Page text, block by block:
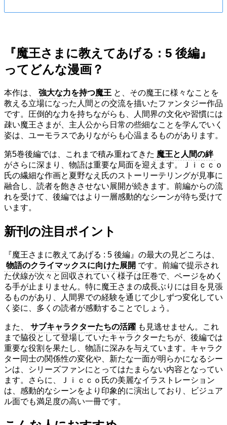
『魔王さまに教えてあげる : 5 後編』
ってどんな漫画？
本作は、 強大な力を持つ魔王 と、その魔王に様々なことを
教える立場になった人間との交流を描いたファンタジー作品
です。圧倒的な力を持ちながらも、人間界の文化や習慣には
疎い魔王さまが、主人公から日常の些細なことを学んでいく
姿は、ユーモラスでありながらも心温まるものがあります。
第5巻後編では、これまで積み重ねてきた 魔王と人間の絆
がさらに深まり、物語は重要な局面を迎えます。Ｊｉｃｃｏ
氏の繊細な作画と夏野なえ氏のストーリーテリングが見事に
融合し、読者を飽きさせない展開が続きます。前編からの流
れを受けて、後編ではより一層感動的なシーンが待ち受けて
います。
新刊の注目ポイント
『魔王さまに教えてあげる : 5 後編』の最大の見どころは、
物語のクライマックスに向けた展開 です。前編で提示され
た伏線が次々と回収されていく様子は圧巻で、ページをめく
る手が止まりません。特に魔王さまの成長ぶりには目を見張
るものがあり、人間界での経験を通じて少しずつ変化してい
く姿に、多くの読者が感動することでしょう。
また、 サブキャラクターたちの活躍 も見逃せません。これ
まで脇役として登場していたキャラクターたちが、後編では
重要な役割を果たし、物語に深みを与えています。キャラク
ター同士の関係性の変化や、新たな一面が明らかになるシー
ンは、シリーズファンにとってはたまらない内容となってい
ます。さらに、Ｊｉｃｃｏ氏の美麗なイラストレーション
は、感動的なシーンをより印象的に演出しており、ビジュア
ル面でも満足度の高い一冊です。